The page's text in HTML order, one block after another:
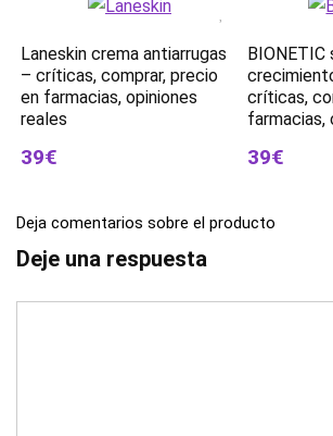
Laneskin crema antiarrugas
– críticas, comprar, precio
en farmacias, opiniones
reales
39€
BIONETIC
críticas,
farmacias,
39€
Deja comentarios sobre el producto
Deje una respuesta